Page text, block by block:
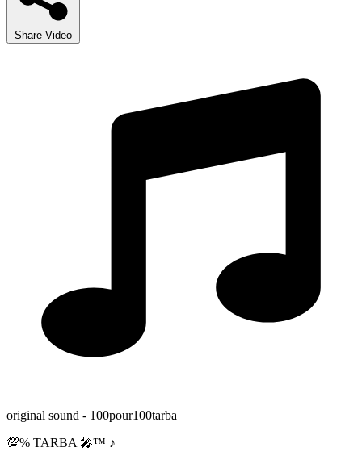
Share Video
original sound - 100pour100tarba
💯% TARBA 🎤™️ ♪